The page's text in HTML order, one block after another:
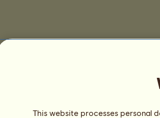
This website processes personal